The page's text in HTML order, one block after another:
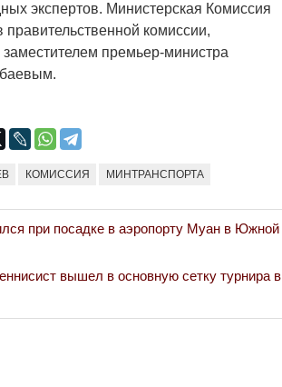
экспертов. Министерская Комиссия
правительственной комиссии,
премьер-министра
КОМИССИЯ МИНТРАНСПОРТА
при посадке в аэропорту Муан в Южной
вышел в основную сетку турнира в